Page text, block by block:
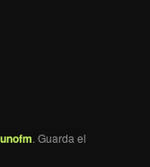
. Guarda el